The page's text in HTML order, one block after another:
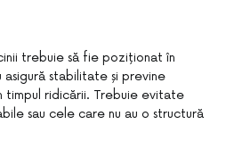
trebuie să fie poziționat în
stabilitate și previne
timpul ridicării. Trebuie evitate
sau cele care nu au o structură